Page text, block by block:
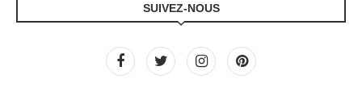
SUIVEZ-NOUS